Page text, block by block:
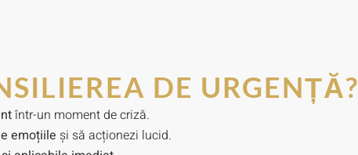
DE URGENȚĂ?
într-un moment de criză.
emoțiile și să acționezi lucid.